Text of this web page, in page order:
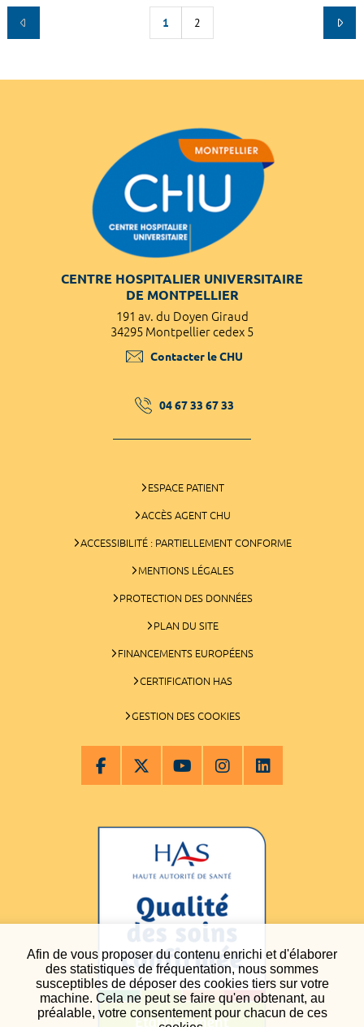
Afin de vous proposer du contenu enrichi et d'élaborer
des statistiques de fréquentation, nous sommes
susceptibles de déposer des cookies tiers sur votre
machine. Cela ne peut se faire qu'en obtenant, au
préalable, votre consentement pour chacun de ces
1 2
CENTRE HOSPITALIER UNIVERSITAIRE
DE MONTPELLIER
191 av. du Doyen Giraud
34295 Montpellier cedex 5
Contacter le CHU
04 67 33 67 33
ESPACE PATIENT
ACCÈS AGENT CHU
ACCESSIBILITÉ : PARTIELLEMENT CONFORME
MENTIONS LÉGALES
PROTECTION DES DONNÉES
PLAN DU SITE
FINANCEMENTS EUROPÉENS
CERTIFICATION HAS
GESTION DES COOKIES